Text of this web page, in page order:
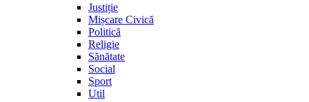
Justiție
Mișcare Civică
Politică
Religie
Sănătate
Social
Sport
Util